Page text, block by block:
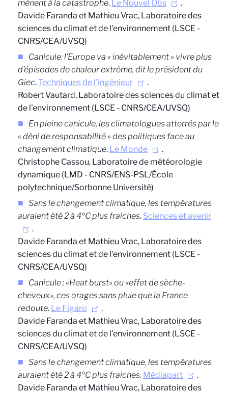
mènent à la catastrophe. Le Nouvel Obs
.
Davide Faranda et Mathieu Vrac, Laboratoire des
sciences du climat et de l'environnement (LSCE -
CNRS/CEA/UVSQ)
Canicule: l’Europe va « inévitablement » vivre plus
d’épisodes de chaleur extrême, dit le président du
Giec.Techniques de l'ingénieur
.
Robert Vautard, Laboratoire des sciences du climat et
de l'environnement (LSCE - CNRS/CEA/UVSQ)
En pleine canicule, les climatologues atterrés par le
« déni de responsabilité » des politiques face au
changement climatique. Le Monde
.
Christophe Cassou, Laboratoire de météorologie
dynamique (LMD - CNRS/ENS-PSL/École
polytechnique/Sorbonne Université)
Sans le changement climatique, les températures
auraient été 2 à 4ºC plus fraiches. Sciences et avenir
.
Davide Faranda et Mathieu Vrac, Laboratoire des
sciences du climat et de l'environnement (LSCE -
CNRS/CEA/UVSQ)
Canicule : «Heat burst» ou «effet de sèche-
cheveux», ces orages sans pluie que la France
redoute. Le Figaro
.
Davide Faranda et Mathieu Vrac, Laboratoire des
sciences du climat et de l'environnement (LSCE -
CNRS/CEA/UVSQ)
Sans le changement climatique, les températures
auraient été 2 à 4ºC plus fraiches. Médiapart
.
Davide Faranda et Mathieu Vrac, Laboratoire des